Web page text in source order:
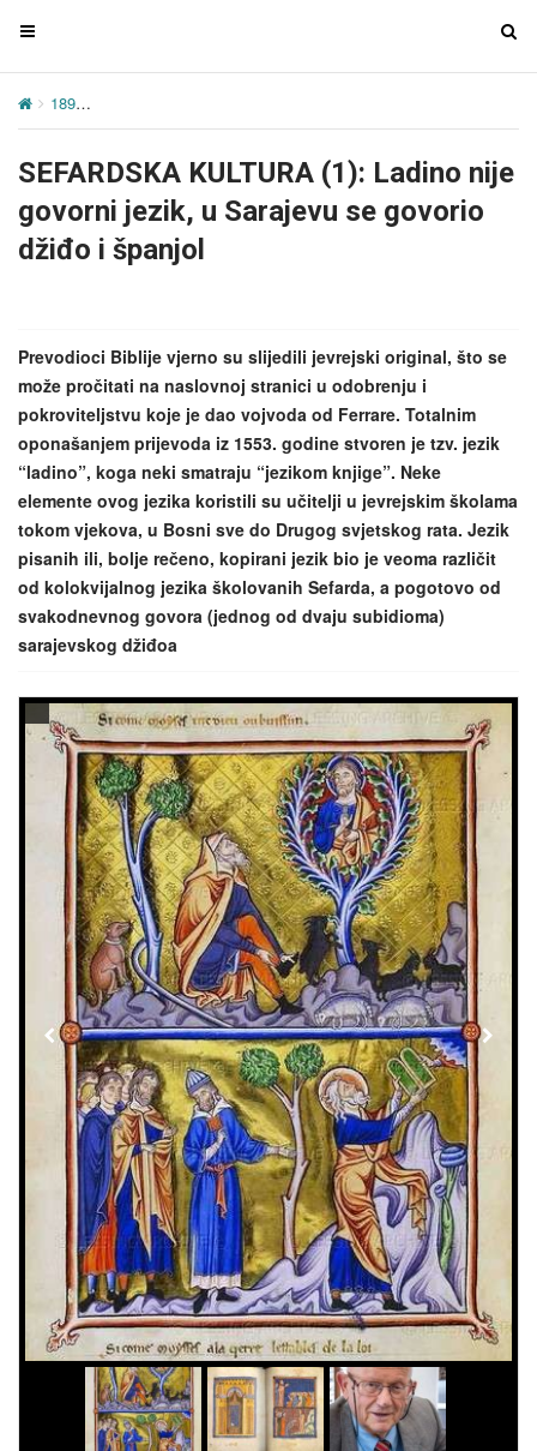
T
g
e
n
a
v
a
o
n
T
e
189
SEFARDSKA KULTURA (1): Ladino nije
govorni jezik, u Sarajevu se govorio
džiđo i španjol
Prevodioci Biblije vjerno su slijedili jevrejski original, što se
može pročitati na naslovnoj stranici u odobrenju i
pokroviteljstvu koje je dao vojvoda od Ferrare. Totalnim
oponašanjem prijevoda iz 1553. godine stvoren je tzv. jezik
“ladino”, koga neki smatraju “jezikom knjige”. Neke
elemente ovog jezika koristili su učitelji u jevrejskim školama
tokom vjekova, u Bosni sve do Drugog svjetskog rata. Jezik
pisanih ili, bolje rečeno, kopirani jezik bio je veoma različit
od kolokvijalnog jezika školovanih Sefarda, a pogotovo od
svakodnevnog govora (jednog od dvaju subidioma)
sarajevskog džiđoa